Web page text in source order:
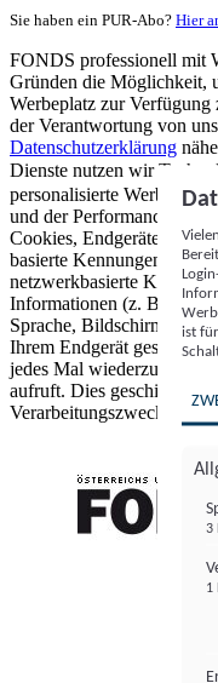
Sie haben ein PUR-Abo? Hier
FONDS professionell mit
Gründen die Möglichkeit,
Werbeplatz zur Verfügung
der Verantwortung von
Datenschutzerklärung
Dienste nutzen wir
personalisierte Werbung
und der Performance von
Cookies, Endgeräte- oder
basierte Kennungen,
netzwerkbasierte
Informationen (z. B.
Sprache,
Ihrem Endgerät
jedes Mal
aufruft. Dies geschieht für
Verarbeitungszwecke.
ist
3
1
FONDS